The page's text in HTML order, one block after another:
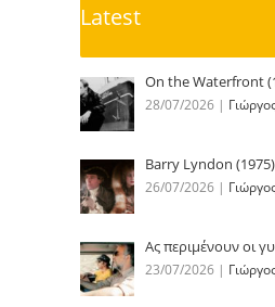
Latest
On the Waterfront
28/07/2026 |
Barry Lyndon (1975)
26/07/2026 |
Ας περιμένουν οι
23/07/2026 |